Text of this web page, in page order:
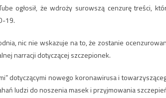
ogłosił, że wdroży surowszą cenzurę treści,
19.
nic nie wskazuje na to, że zostanie
narracji dotyczącej szczepionek.
dotyczącymi nowego koronawirusa i
ludzi do noszenia masek i przyjmowania